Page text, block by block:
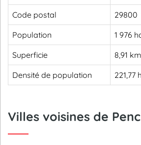
Code postal 29800
Population 1 976
Superficie 8,91
Densité de population 221,77
Villes voisines de